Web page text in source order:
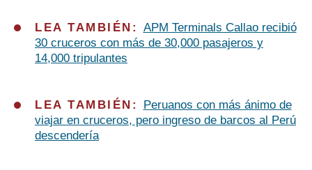
LEA TAMBIÉN: APM Terminals Callao recibió
30 cruceros con más de 30,000 pasajeros y
14,000 tripulantes
LEA TAMBIÉN:
Peruanos con más ánimo de
viajar en cruceros, pero ingreso de barcos al Perú
descendería